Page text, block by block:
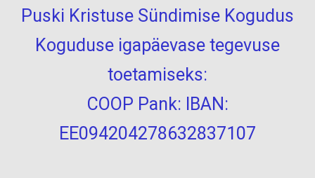
Puski Kristuse Sündimise Kogudus
Koguduse igapäevase tegevuse
toetamiseks:
COOP Pank: IBAN:
EE094204278632837107